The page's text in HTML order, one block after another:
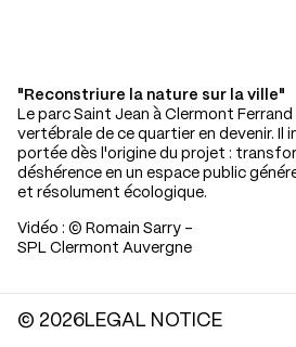
"Reconstriure la nature sur la ville"
Le parc Saint Jean à Clermont
vertébrale de ce quartier en devenir. Il
portée dès l'origine du projet :
déshérence en un espace public
et résolument écologique.
Vidéo : © Romain Sarry -
SPL Clermont Auvergne
© 2026LEGAL NOTICE